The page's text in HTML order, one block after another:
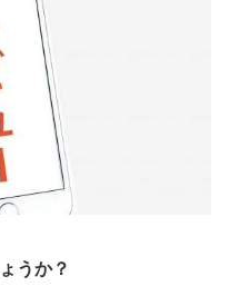
うか？